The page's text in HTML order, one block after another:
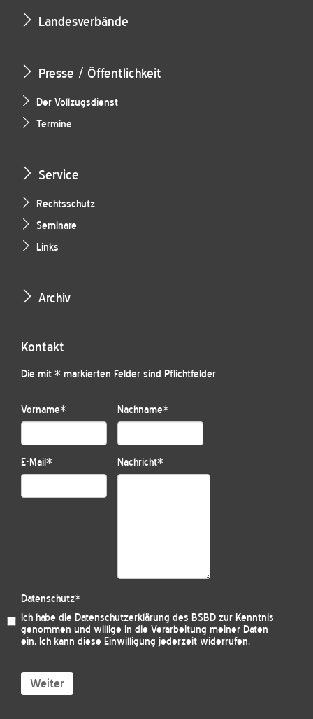
Landesverbände
Presse / Öffentlichkeit
Der Vollzugsdienst
Termine
Service
Rechtsschutz
Seminare
Links
Archiv
Kontakt
Die mit * markierten Felder sind Pflichtfelder
Vorname* Nachname*
E-Mail* Nachricht*
Datenschutz*
Ich habe die Datenschutzerklärung des BSBD zur Kenntnis
genommen und willige in die Verarbeitung meiner Daten
ein. Ich kann diese Einwilligung jederzeit widerrufen.
Weiter